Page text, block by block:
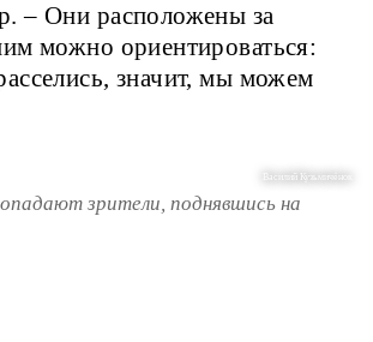
– Они расположены за
можно ориентироваться:
значит, мы можем
Василий Кузьмичёнок
зрители, поднявшись на